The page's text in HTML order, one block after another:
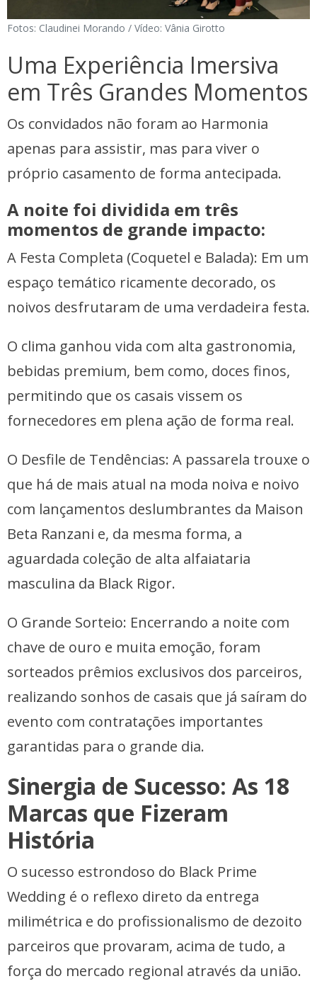
Fotos: Claudinei Morando / Vídeo: Vânia Girotto
Uma Experiência Imersiva
em Três Grandes Momentos
Os convidados não foram ao Harmonia
apenas para assistir, mas para viver o
próprio casamento de forma antecipada.
A noite foi dividida em três
momentos de grande impacto:
A Festa Completa (Coquetel e Balada): Em um
espaço temático ricamente decorado, os
noivos desfrutaram de uma verdadeira festa.
O clima ganhou vida com alta gastronomia,
bebidas premium, bem como, doces finos,
permitindo que os casais vissem os
fornecedores em plena ação de forma real.
O Desfile de Tendências: A passarela trouxe o
que há de mais atual na moda noiva e noivo
com lançamentos deslumbrantes da Maison
Beta Ranzani e, da mesma forma, a
aguardada coleção de alta alfaiataria
masculina da Black Rigor.
O Grande Sorteio: Encerrando a noite com
chave de ouro e muita emoção, foram
sorteados prêmios exclusivos dos parceiros,
realizando sonhos de casais que já saíram do
evento com contratações importantes
garantidas para o grande dia.
Sinergia de Sucesso: As 18
Marcas que Fizeram
História
O sucesso estrondoso do Black Prime
Wedding é o reflexo direto da entrega
milimétrica e do profissionalismo de dezoito
parceiros que provaram, acima de tudo, a
força do mercado regional através da união.